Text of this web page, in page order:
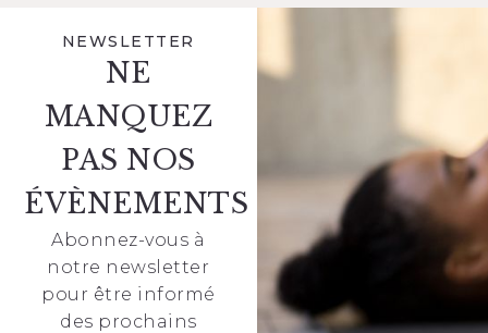
NEWSLETTER
NE
MANQUEZ
PAS NOS
ÉVÈNEMENTS
Abonnez-vous à
notre newsletter
pour être informé
des prochains